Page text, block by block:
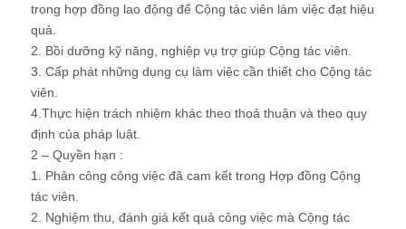
trong hợp đồng lao động để Cộng tác viên làm việc đạt hiệu
quả.
2. Bồi dưỡng kỹ năng, nghiệp vụ trợ giúp Cộng tác viên.
3. Cấp phát những dụng cụ làm việc cần thiết cho Cộng tác
viên.
4.Thực hiện trách nhiệm khác theo thoả thuận và theo quy
định của pháp luật.
2 – Quyền hạn :
1. Phân công công việc đã cam kết trong Hợp đồng Cộng
tác viên.
2. Nghiệm thu, đánh giá kết quả công việc mà Cộng tác